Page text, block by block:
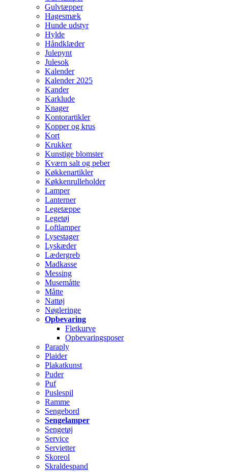
Gulvtæpper
Hagesmæk
Hunde udstyr
Hylde
Håndklæder
Julepynt
Julesok
Kalender
Kalender 2025
Kander
Karklude
Knager
Kontorartikler
Kopper og krus
Kort
Krukker
Kunstige blomster
Kværn salt og peber
Køkkenartikler
Køkkenrulleholder
Lamper
Lanterner
Legetæppe
Legetøj
Loftlamper
Lysestager
Lyskæder
Lædergreb
Madkasse
Messing
Musemåtte
Måtte
Nattøj
Nøgleringe
Opbevaring
Fletkurve
Opbevaringsposer
Paraply
Plaider
Plakatkunst
Puder
Puf
Puslespil
Ramme
Sengebord
Sengelamper
Sengetøj
Service
Servietter
Skoreol
Skraldespand